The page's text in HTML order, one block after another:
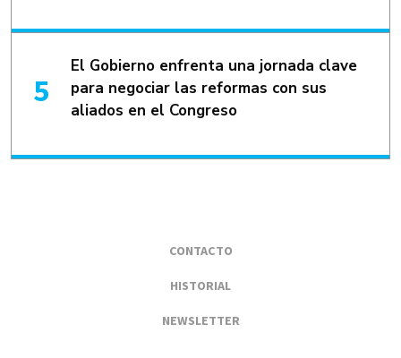
El Gobierno enfrenta una jornada clave
para negociar las reformas con sus
aliados en el Congreso
CONTACTO
HISTORIAL
NEWSLETTER